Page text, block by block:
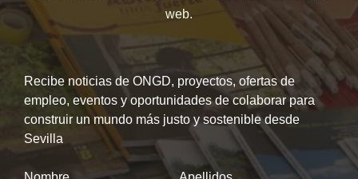
web.
Recibe noticias de ONGD, proyectos, ofertas de
empleo, eventos y oportunidades de colaborar para
construir un mundo más justo y sostenible desde
Sevilla